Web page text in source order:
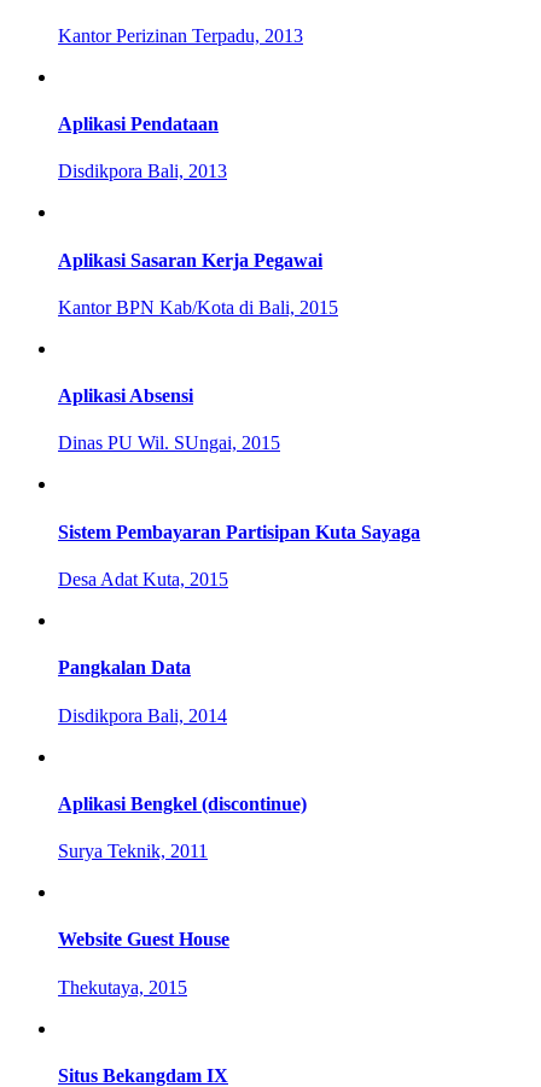
Kantor Perizinan Terpadu, 2013
Aplikasi Pendataan
Disdikpora Bali, 2013
Aplikasi Sasaran Kerja Pegawai
Kantor BPN Kab/Kota di Bali, 2015
Aplikasi Absensi
Dinas PU Wil. SUngai, 2015
Sistem Pembayaran Partisipan Kuta Sayaga
Desa Adat Kuta, 2015
Pangkalan Data
Disdikpora Bali, 2014
Aplikasi Bengkel (discontinue)
Surya Teknik, 2011
Website Guest House
Thekutaya, 2015
Situs Bekangdam IX